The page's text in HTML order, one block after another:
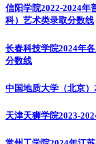
信阳学院2022-2024年
科） 艺术类录取分数线
长春科技学院2024年
分数线
中国地质大学（北京
天津天狮学院2023-